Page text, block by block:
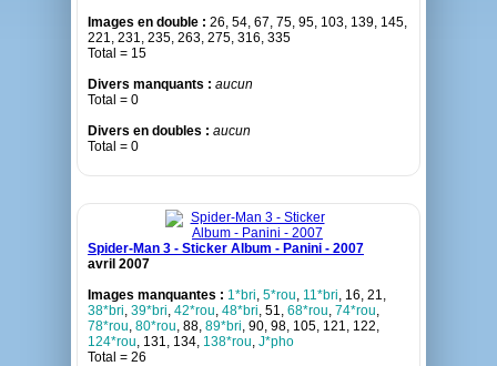
Images en double : 26, 54, 67, 75, 95, 103, 139, 145,
221, 231, 235, 263, 275, 316, 335
Total = 15
Divers manquants : aucun
Total = 0
Divers en doubles : aucun
Total = 0
Spider-Man 3 - Sticker Album - Panini - 2007
avril 2007
Images manquantes : 1*bri, 5*rou, 11*bri, 16, 21,
38*bri, 39*bri, 42*rou, 48*bri, 51, 68*rou, 74*rou,
78*rou, 80*rou, 88, 89*bri, 90, 98, 105, 121, 122,
124*rou, 131, 134, 138*rou, J*pho
Total = 26